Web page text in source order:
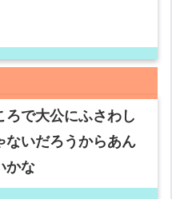
ろで大公にふさわし
ないだろうからあん
かな